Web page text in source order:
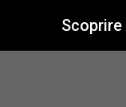
Scoprire